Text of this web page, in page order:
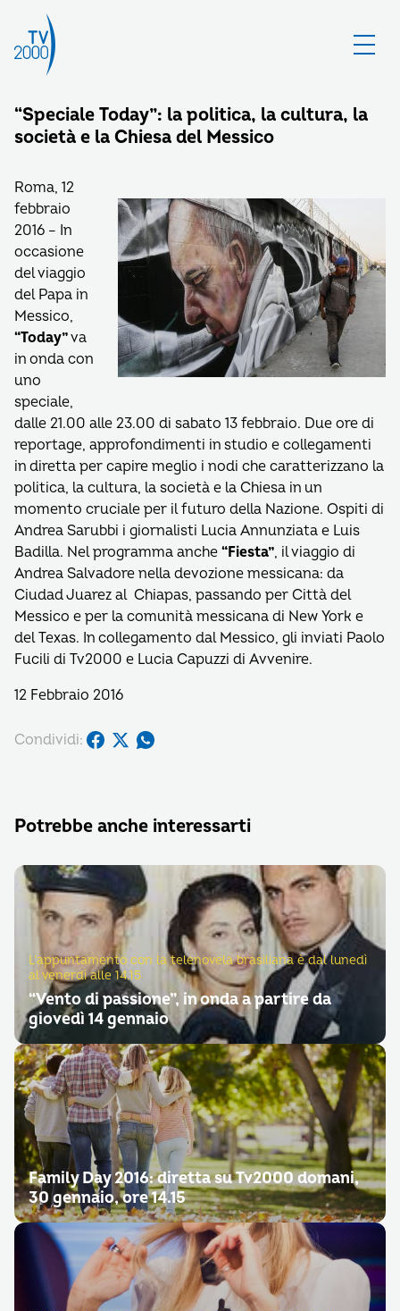
“Speciale Today”: la politica, la cultura, la
società e la Chiesa del Messico
Roma, 12
febbraio
2016 – In
occasione
del viaggio
del Papa in
Messico,
“Today”va
in onda con
uno
speciale,
dalle 21.00 alle 23.00 di sabato 13 febbraio. Due ore di
reportage, approfondimenti in studio e collegamenti
in diretta per capire meglio i nodi che caratterizzano la
politica, la cultura, la società e la Chiesa in un
momento cruciale per il futuro della Nazione. Ospiti di
Andrea Sarubbi i giornalisti Lucia Annunziata e Luis
Badilla. Nel programma anche “Fiesta”, il viaggio di
Andrea Salvadore nella devozione messicana: da
Ciudad Juarez al Chiapas, passando per Città del
Messico e per la comunità messicana di New York e
del Texas. In collegamento dal Messico, gli inviati Paolo
Fucili di Tv2000 e Lucia Capuzzi di Avvenire.
12 Febbraio 2016
Condividi:
Potrebbe anche interessarti
L'appuntamento con la telenovela brasiliana è dal lunedì
al venerdì alle 14.15
“Vento di passione”, in onda a partire da
giovedì 14 gennaio
Family Day 2016: diretta su Tv2000 domani,
30 gennaio, ore 14.15